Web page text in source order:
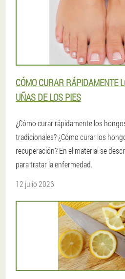
CÓMO CURAR RÁPIDAMENTE
UÑAS DE LOS PIES
¿Cómo curar rápidamente los
tradicionales? ¿Cómo curar los
recuperación? En el material se
para tratar la enfermedad.
12 julio 2026